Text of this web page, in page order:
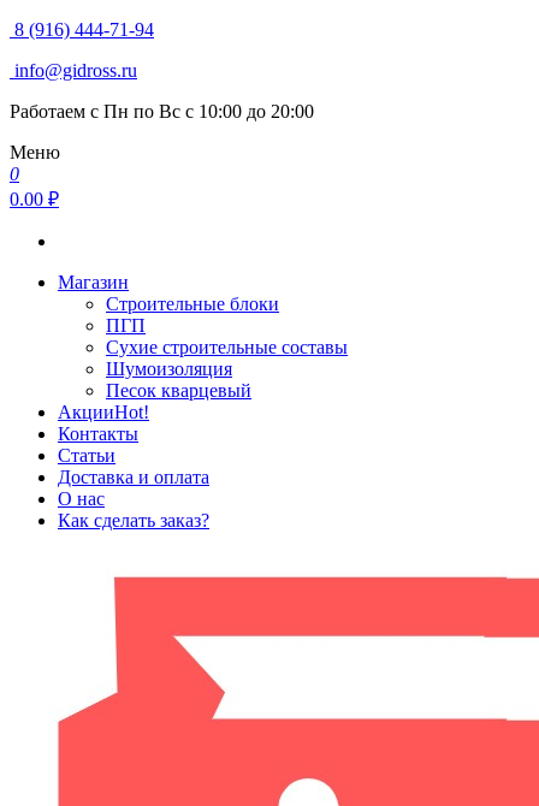
8 (916) 444-71-94
info@gidross.ru
Работаем с Пн по Вс с 10:00 до 20:00
Меню
0
0.00 ₽
Магазин
Строительные блоки
ПГП
Сухие строительные составы
Шумоизоляция
Песок кварцевый
АкцииHot!
Контакты
Статьи
Доставка и оплата
О нас
Как сделать заказ?